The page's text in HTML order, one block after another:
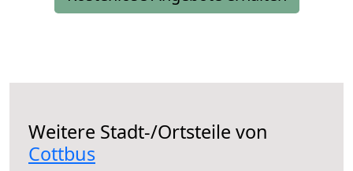
Weitere Stadt-/Ortsteile von
Cottbus